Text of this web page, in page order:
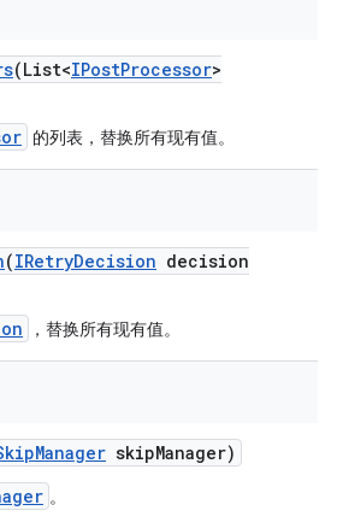
(List<IPostProcessor>
的列表，替换所有现有值。
(IRetryDecision decision
，替换所有现有值。
Manager skipManager)
。